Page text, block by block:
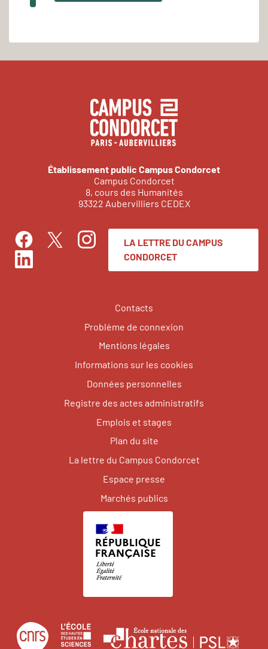
Établissement public Campus Condorcet
Campus Condorcet
8, cours des Humanités
93322 Aubervilliers CEDEX
FacebookTwitterInstagram
LinkedIn
LA LETTRE DU CAMPUS
CONDORCET
Contacts
Problème de connexion
Mentions légales
Informations sur les cookies
Données personnelles
Registre des actes administratifs
Emplois et stages
Plan du site
La lettre du Campus Condorcet
Espace presse
Marchés publics
Centre École